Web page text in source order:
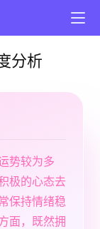
分析
势较为多
极的心态去
保持情绪稳
面，既然拥